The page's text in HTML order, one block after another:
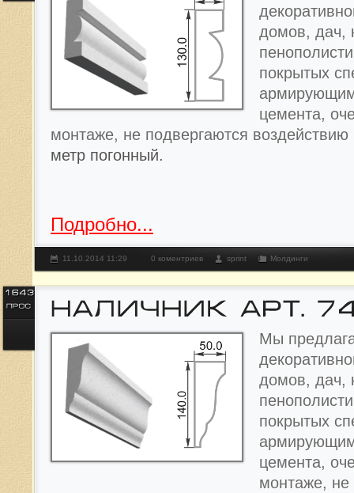
домов, дач,
покрытых
цемента,
монтаже, не подвергаются
метр погонный.
Подробно...
11.10.2014 11:29 0 коментриев sprint Молдинги
Мы
домов, дач,
покрытых
цемента,
монтаже, не